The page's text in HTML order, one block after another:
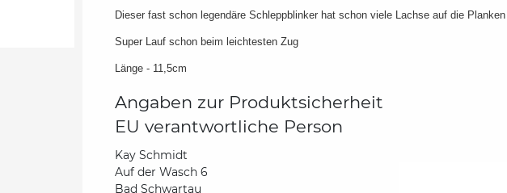
Dieser fast schon legendäre Schleppblinker hat schon viele Lachse auf die
Super Lauf schon beim leichtesten Zug
Länge - 11,5cm
Angaben zur Produktsicherheit
EU verantwortliche Person
Kay Schmidt
Auf der Wasch 6
Bad Schwartau